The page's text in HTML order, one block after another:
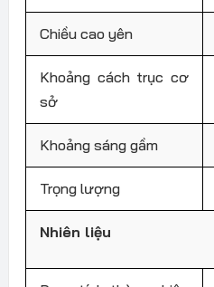
Chiều cao yên
Khoảng cách trục cơ
sở
Khoảng sáng gầm
Trọng lượng
Nhiên liệu